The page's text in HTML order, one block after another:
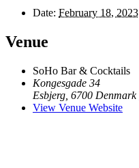
Date: February 18, 2023
Venue
SoHo Bar & Cocktails
Kongesgade 34
Esbjerg 6700 Denmark
View Venue Website